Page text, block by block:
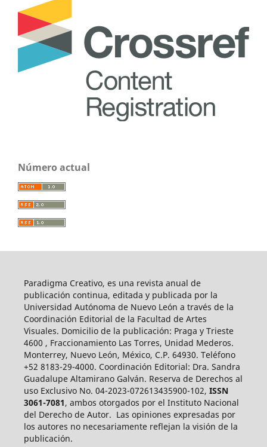
Número actual
Paradigma Creativo, es una revista anual de
publicación continua, editada y publicada por la
Universidad Autónoma de Nuevo León a través de la
Coordinación Editorial de la Facultad de Artes
Visuales. Domicilio de la publicación: Praga y Trieste
4600 , Fraccionamiento Las Torres, Unidad Mederos.
Monterrey, Nuevo León, México, C.P. 64930. Teléfono
+52 8183-29-4000. Coordinación Editorial: Dra. Sandra
Guadalupe Altamirano Galván. Reserva de Derechos al
uso Exclusivo No. 04-2023-072613435900-102, ISSN
3061-7081, ambos otorgados por el Instituto Nacional
del Derecho de Autor. Las opiniones expresadas por
los autores no necesariamente reflejan la visión de la
publicación.